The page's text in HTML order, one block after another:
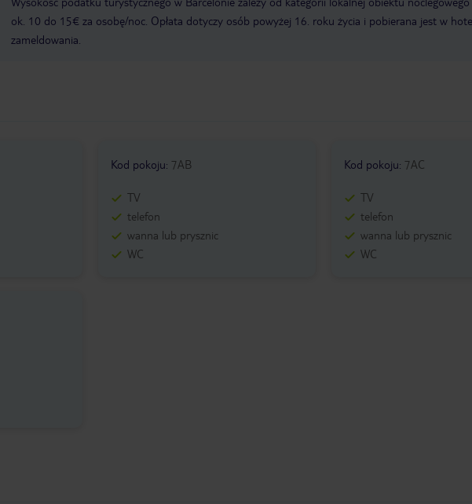
ok. 10 do 15€ za osobę/noc. Opłata dotyczy osób powyżej 16. roku życia i pobierana jest w
zameldowania.
Kod pokoju: 7AB
TV
telefon
wanna lub prysznic
WC
Kod pokoju: 7AC
TV
telefon
wanna lub prysznic
WC